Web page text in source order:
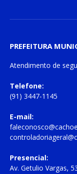
PREFEITURA
Atendimento de
Telefone:
(91) 3447-1145
E-mail:
Presencial:
Av. Getulio Vargas,